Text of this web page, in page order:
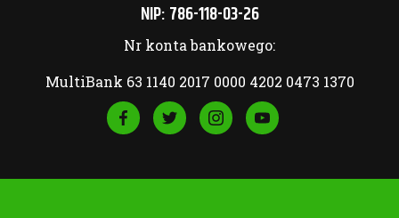
NIP: 786-118-03-26
Nr konta bankowego:
MultiBank 63 1140 2017 0000 4202 0473 1370